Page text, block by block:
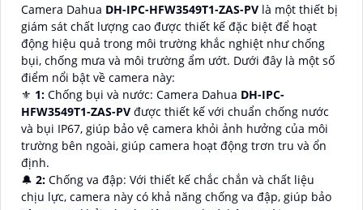
Camera Dahua DH-IPC-HFW3549T1-ZAS-PV là một thiết bị
giám sát chất lượng cao được thiết kế đặc biệt để hoạt
động hiệu quả trong môi trường khắc nghiệt như chống
bụi, chống mưa và môi trường ẩm ướt. Dưới đây là một số
điểm nổi bật về camera này:
⚜️ 1: Chống bụi và nước: Camera Dahua DH-IPC-
HFW3549T1-ZAS-PV được thiết kế với chuẩn chống nước
và bụi IP67, giúp bảo vệ camera khỏi ảnh hưởng của môi
trường bên ngoài, giúp camera hoạt động trơn tru và ổn
định.
🔔 2: Chống va đập: Với thiết kế chắc chắn và chất liệu
chịu lực, camera này có khả năng chống va đập, giúp bảo